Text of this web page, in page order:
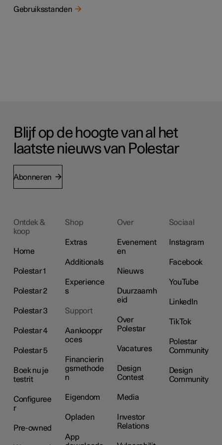
Gebruiksstanden
Blijf op de hoogte van al het
laatste nieuws van Polestar
Abonneren
Ontdek &
koop
Home
Polestar 1
Polestar 2
Polestar 3
Polestar 4
Polestar 5
Boek nu je
testrit
Configuree
r
Pre-owned
Shop
Extras
Additionals
Experience
s
Support
Aankooppr
oces
Financierin
gsmethode
n
Eigendom
Opladen
App
Over
Evenement
en
Nieuws
Duurzaamh
eid
Over
Polestar
Vacatures
Design
Contest
Media
Investor
Relations
Sociaal
Instagram
Facebook
YouTube
LinkedIn
TikTok
Polestar
Community
Design
Community